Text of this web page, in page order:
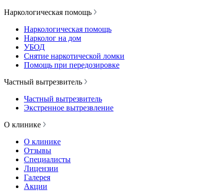
Наркологическая помощь
Наркологическая помощь
Нарколог на дом
УБОД
Снятие наркотической ломки
Помощь при передозировке
Частный вытрезвитель
Частный вытрезвитель
Экстренное вытрезвление
О клинике
О клинике
Отзывы
Специалисты
Лицензии
Галерея
Акции